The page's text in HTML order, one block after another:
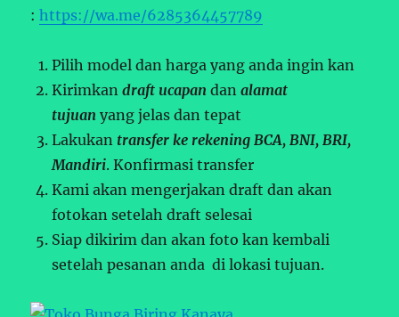
:https://wa.me/6285364457789
Pilih model dan harga yang anda ingin kan
Kirimkandraft ucapan danalamat
tujuan yang jelas dan tepat
Lakukan transfer ke rekening BCA, BNI, BRI,
Mandiri. Konfirmasi transfer
Kami akan mengerjakan draft dan akan
fotokan setelah draft selesai
Siap dikirim dan akan foto kan kembali
setelah pesanan anda di lokasi tujuan.